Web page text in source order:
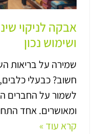
אבקה לניקוי
ושימוש נכון
שמירה על בריאות
חשוב? כבעלי
לשמור על החברים
ומאושרים. אחד
קרא עוד »